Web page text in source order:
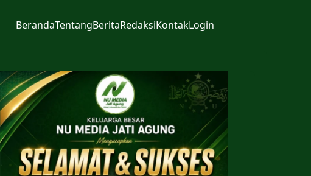
BerandaTentangBeritaRedaksiKontakLogin